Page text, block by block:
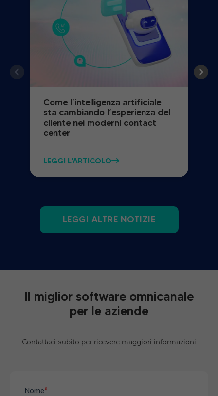
Come l’intelligenza artificiale
sta cambiando l’esperienza del
cliente nei moderni contact
center
LEGGI L'ARTICOLO
LEGGI ALTRE NOTIZIE
Il miglior software omnicanale
per le aziende
Contattaci subito per ricevere maggiori informazioni